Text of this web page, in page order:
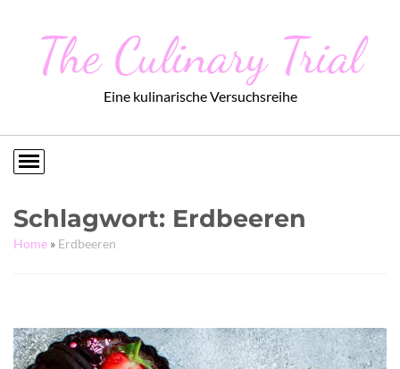
The Culinary Trial
Eine kulinarische Versuchsreihe
Schlagwort: Erdbeeren
Home » Erdbeeren